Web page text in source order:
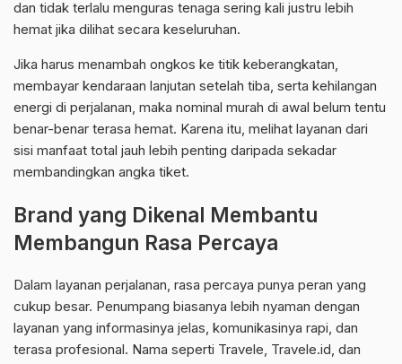
dan tidak terlalu menguras tenaga sering kali justru lebih
hemat jika dilihat secara keseluruhan.
Jika harus menambah ongkos ke titik keberangkatan,
membayar kendaraan lanjutan setelah tiba, serta kehilangan
energi di perjalanan, maka nominal murah di awal belum tentu
benar-benar terasa hemat. Karena itu, melihat layanan dari
sisi manfaat total jauh lebih penting daripada sekadar
membandingkan angka tiket.
Brand yang Dikenal Membantu
Membangun Rasa Percaya
Dalam layanan perjalanan, rasa percaya punya peran yang
cukup besar. Penumpang biasanya lebih nyaman dengan
layanan yang informasinya jelas, komunikasinya rapi, dan
terasa profesional. Nama seperti Travele, Travele.id, dan